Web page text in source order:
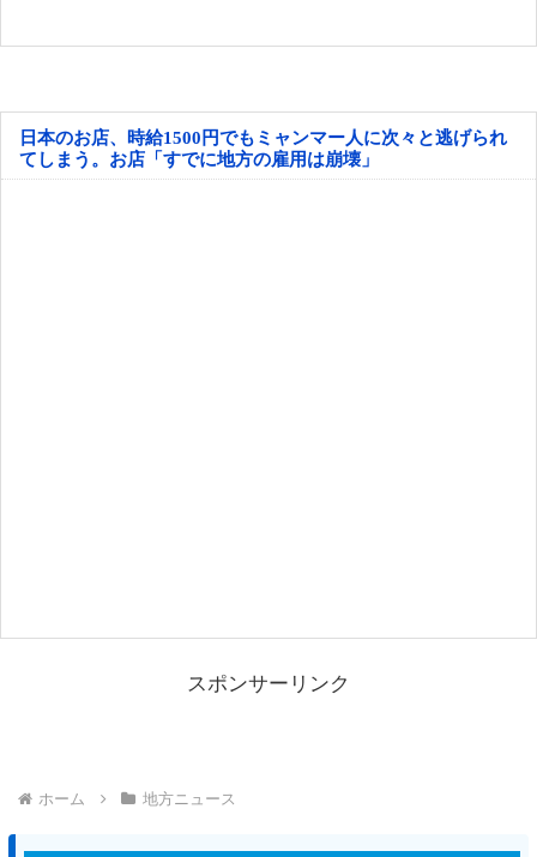
日本のお店、時給1500円でもミャンマー人に次々と逃げられ
てしまう。お店「すでに地方の雇用は崩壊」
スポンサーリンク
ホーム 地方ニュース